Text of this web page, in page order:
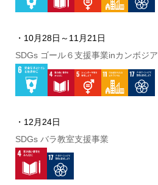
・10月28日～11月21日
SDGs ゴール６支援事業inカンボジア
・12月24日
SDGs バラ教室支援事業